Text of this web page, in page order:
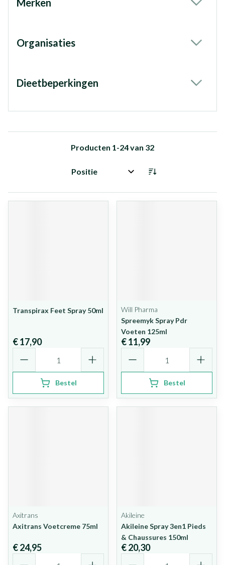
Merken
Organisaties
Dieetbeperkingen
Producten 1-24van 32
Sorteer op:
Transpirax Feet Spray 50ml
€ 17,90
Bestel
Will Pharma
Spreemyk Spray Pdr
Voeten 125ml
€ 11,99
Bestel
Axitrans
Axitrans Voetcreme 75ml
€ 24,95
Akileine
Akileine Spray 3en1 Pieds
& Chaussures 150ml
€ 20,30